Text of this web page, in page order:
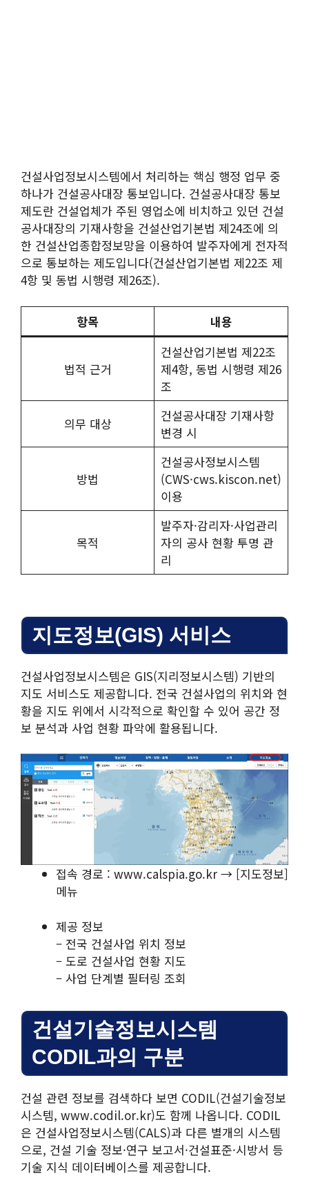
건설사업정보시스템에서 처리하는 핵심 행정 업무 중
하나가 건설공사대장 통보입니다. 건설공사대장 통보
제도란 건설업체가 주된 영업소에 비치하고 있던 건설
공사대장의 기재사항을 건설산업기본법 제24조에 의
한 건설산업종합정보망을 이용하여 발주자에게 전자적
으로 통보하는 제도입니다(건설산업기본법 제22조 제
4항 및 동법 시행령 제26조).
항목 내용
법적 근거
건설산업기본법 제22조
제4항, 동법 시행령 제26
조
의무 대상
건설공사대장 기재사항
변경 시
방법
건설공사정보시스템
(CWS·cws.kiscon.net)
이용
목적
발주자·감리자·사업관리
자의 공사 현황 투명 관
리
지도정보(GIS) 서비스
건설사업정보시스템은 GIS(지리정보시스템) 기반의
지도 서비스도 제공합니다. 전국 건설사업의 위치와 현
황을 지도 위에서 시각적으로 확인할 수 있어 공간 정
보 분석과 사업 현황 파악에 활용됩니다.
접속 경로 : www.calspia.go.kr → [지도정보]
메뉴
제공 정보
– 전국 건설사업 위치 정보
– 도로 건설사업 현황 지도
– 사업 단계별 필터링 조회
건설기술정보시스템
CODIL과의 구분
건설 관련 정보를 검색하다 보면 CODIL(건설기술정보
시스템, www.codil.or.kr)도 함께 나옵니다. CODIL
은 건설사업정보시스템(CALS)과 다른 별개의 시스템
으로, 건설 기술 정보·연구 보고서·건설표준·시방서 등
기술 지식 데이터베이스를 제공합니다.